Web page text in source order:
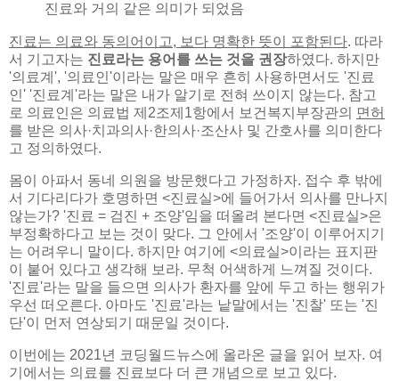
진료와 거의 같은 의미가 되었음
진료는 의료와 동의어이고, 보다 명확한 뜻이 포함된다. 따라
서 기고자는 진료라는 용어를 쓰는 것을 권장하였다. 하지만
'의료계', '의료인'이라는 말은 매우 흔히 사용하면서도 '진료
인' '진료계'라는 말은 내가 알기로 전혀 쓰이지 않는다. 참고
로 의료인은 의료법 제2조제1항에서 보건복지부장관의 면허
를 받은 의사·치과의사·한의사·조산사 및 간호사를 의미한다
고 정의하였다.
몸이 아파서 동네 의원을 방문했다고 가정하자. 접수 후 밖에
서 기다리다가 호명하면 <진료실>에 들어가서 의사를 만나지
않는가? '진료 = 검진 + 조양'임을 떠올려 본다면 <진료실>은
부정확하다고 보는 것이 맞다. 그 안에서 '조양'이 이루어지기
는 어려우니 말이다. 하지만 여기에 <의료실>이라는 표지판
이 붙어 있다고 생각해 보라. 무척 어색하게 느껴질 것이다.
'진료'라는 말을 들으면 의사가 환자를 앞에 두고 하는 행위가
우선 떠오른다. 아마도 '진료'라는 낱말에서는 '진찰' 또는 '진
단'이 먼저 연상되기 때문일 것이다.
이번에는 2021년 코딩월드뉴스에 올라온 글을 읽어 보자. 여
기에서는 의료를 진료보다 더 큰 개념으로 보고 있다.